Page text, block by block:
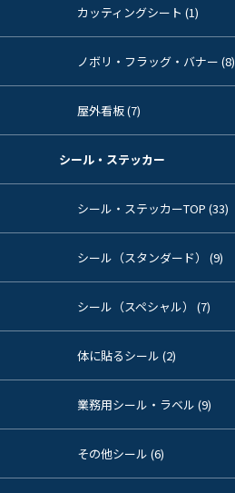
カッティングシート (1)
ノボリ・フラッグ・バナー (8)
屋外看板 (7)
シール・ステッカー
シール・ステッカーTOP (33)
シール（スタンダード） (9)
シール（スペシャル） (7)
体に貼るシール (2)
業務用シール・ラベル (9)
その他シール (6)